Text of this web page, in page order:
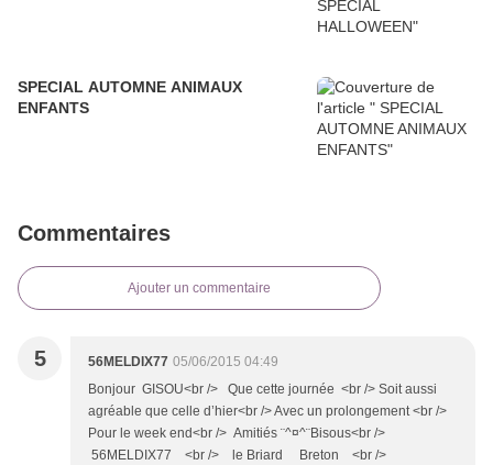
SPECIAL AUTOMNE ANIMAUX
ENFANTS
Commentaires
Ajouter un commentaire
5 56MELDIX77 05/06/2015 04:49
Bonjour GISOU<br /> Que cette journée <br /> Soit aussi
agréable que celle d’hier<br /> Avec un prolongement <br />
Pour le week end<br /> Amitiés ¨^¤^¨Bisous<br />
56MELDIX77 <br /> le Briard Breton <br />